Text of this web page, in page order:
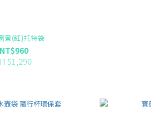
景(紅)托特袋